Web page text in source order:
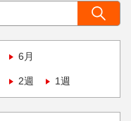
6月
2週 1週